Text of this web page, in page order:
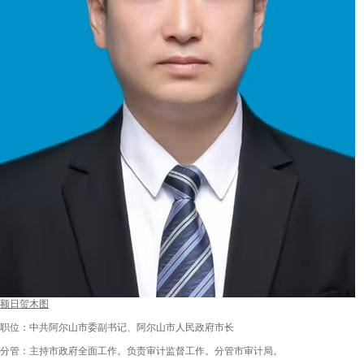
额日贺木图
职位：中共阿尔山市委副书记、阿尔山市人民政府市长
分管：主持市政府全面工作。负责审计监督工作。分管市审计局。